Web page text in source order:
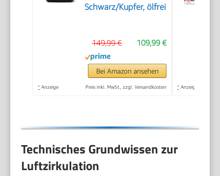
Schwarz/Kupfer, ölfrei
109,99 €
149,99 €
Bei Amazon ansehen
* Anzeige Preis inkl. MwSt., zzgl. Versandkosten * Anzeige
Technisches Grundwissen zur
Luftzirkulation